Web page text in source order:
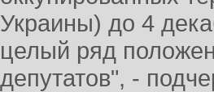
Украины) до 4
целый ряд
депутатов", -